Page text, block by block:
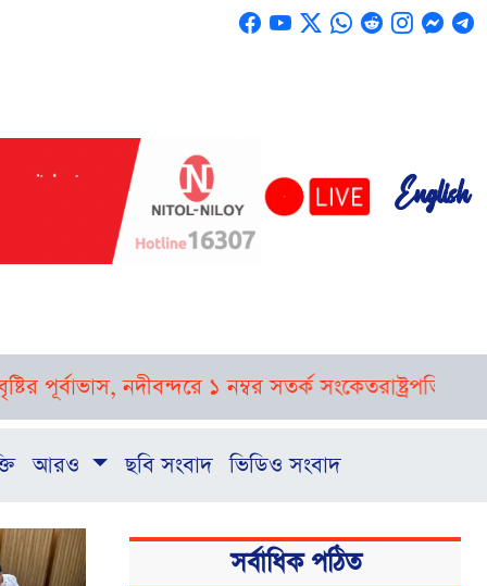
English
নদীবন্দরে ১ নম্বর সতর্ক সংকেতরাষ্ট্রপতি
আরও ছবি সংবাদ ভিডিও সংবাদ
সর্বাধিক পঠিত